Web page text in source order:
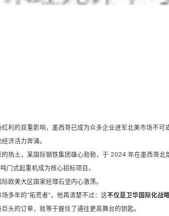
利的双重影响，墨西哥已成为众多企业进军北美市场不可
济活力奔涌。
的热土，某国际钢铁集团雄心勃勃，于 2024 年在墨西哥北
门式起重机成为核心招标项目。
欧美大区国家经理石坚内心激荡。
多年的“拓荒者”，他再清楚不过：这不仅是卫华国际化战
头的订单，就等于握住了通往更高舞台的钥匙。